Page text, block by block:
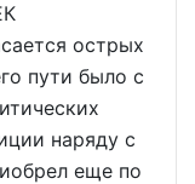
острых
пути было с
наряду с
еще по